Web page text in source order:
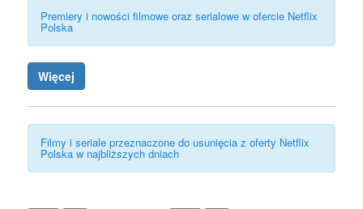
Premiery i nowości filmowe oraz serialowe w ofercie Netflix
Polska
Więcej
Filmy i seriale przeznaczone do usunięcia z oferty Netflix
Polska w najbliższych dniach